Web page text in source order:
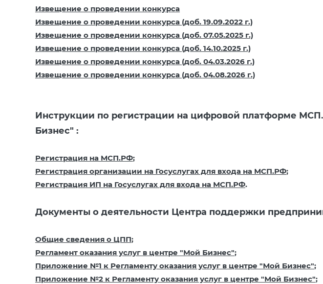
Извещение о проведении конкурса
Извещение о проведении конкурса (доб. 19.09.2022 г.)
Извещение о проведении конкурса (доб. 07.05.2025 г.)
Извещение о проведении конкурса (доб. 14.10.2025 г.)
Извещение о проведении конкурса (доб. 04.03.2026 г.)
Извещение о проведении конкурса (доб. 04.08.2026 г.)
Инструкции по регистрации на цифровой платформе
Бизнес" :
Регистрация на МСП.РФ;
Регистрация организации на Госуслугах для входа на МСП.РФ;
Регистрация ИП на Госуслугах для входа на МСП.РФ.
Документы о деятельности Центра поддержки
Общие сведения о ЦПП;
Регламент оказания услуг в центре "Мой Бизнес";
Приложение №1 к Регламенту оказания услуг в центре "Мой Бизнес";
Приложение №2 к Регламенту оказания услуг в центре "Мой Бизнес";